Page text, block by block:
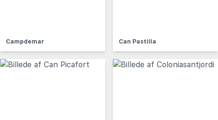
Campdemar Can Pastilla